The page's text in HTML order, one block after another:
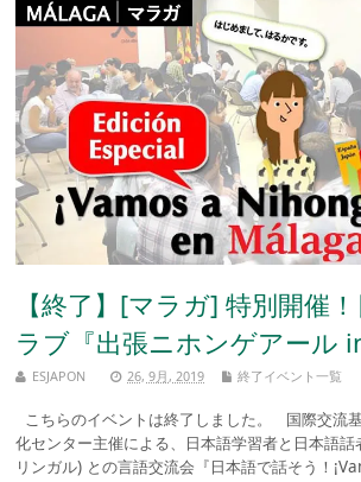
【終了】[マラガ] 特別開催
ラブ『出張ニホンゲアール
ESJAPON 26, 9月, 2019 終了イベント一覧
こちらのイベントは終了しました。 国際交流
化センター主催による、日本語学習者と日本語話
リンガル) との言語交流会『日本語で話そう！